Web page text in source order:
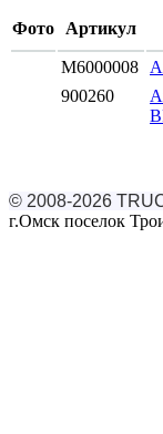
Фото Артикул
M6000008
900260
© 2008-2026
г.Омск поселок